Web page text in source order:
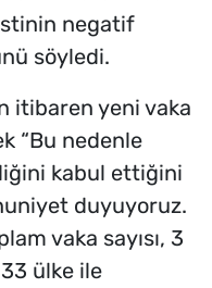
negatif
söyledi.
itibaren yeni vaka
“Bu nedenle
kabul ettiğini
duyuyoruz.
vaka sayısı, 3
ülke ile